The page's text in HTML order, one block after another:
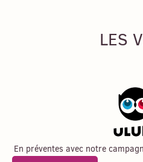
LES
En préventes avec notre